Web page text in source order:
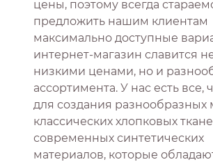
цены, поэтому всегда
предложить нашим клиентам
максимально доступные
интернет-магазин славится
низкими ценами, но и
ассортимента. У нас есть все,
для создания разнообразных
классических хлопковых
современных синтетических
материалов, которые